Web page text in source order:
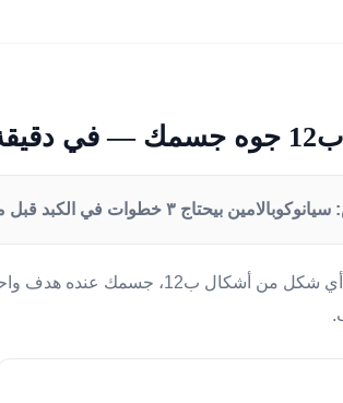
واحدة
٣ خطوات في الكبد قبل ما يشتغل. ميثيلكوبالامين بيدخل جاهز ومباشر.
لما بتاخد أي شكل من أشكال